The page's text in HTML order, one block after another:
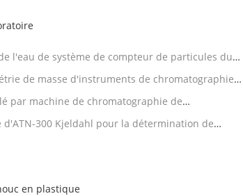
l'eau de système de compteur de particules du
21
de masse d'instruments de chromatographie
de PID ECD
par machine de chromatographie de
gazeuse de contrôle par ordinateur de GC
300 Kjeldahl pour la détermination de
en plastique